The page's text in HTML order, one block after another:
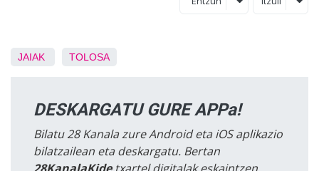
JAIAK TOLOSA
DESKARGATU GURE APPa!
Bilatu 28 Kanala zure Android eta iOS aplikazio
bilatzailean eta deskargatu. Bertan